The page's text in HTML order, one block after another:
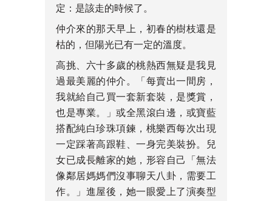
定：是該走的時候了。
仲介來的那天早上，初春的樹枝還是
枯的，但陽光已有一定的溫度。
高挑、六十多歲的桃熱西無疑是我見
過最美麗的仲介。「每賣出一間房，
我就給自己買一套新套裝，是獎賞，
也是專業。」或全黑滾白邊，或寶藍
搭配純白珍珠項鍊，桃樂西每次出現
一定踩著高跟鞋、一身完美裝扮。兒
女已成長離家的她，形容自己「無法
像鄰居媽媽們沒事聊天八卦，需要工
作。」進屋後，她一眼愛上了演奏型